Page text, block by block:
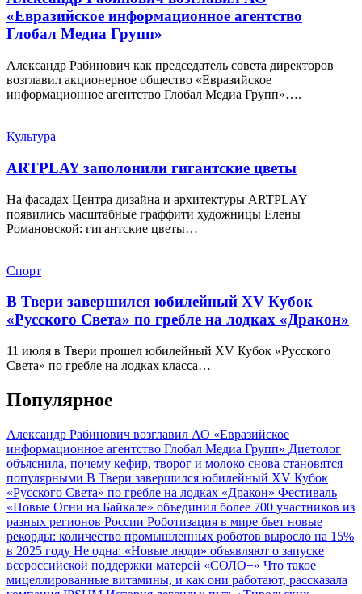
«Евразийское информационное агентство
Глобал Медиа Групп»
Александр Рабинович как председатель совета директоров
возглавил акционерное общество «Евразийское
информационное агентство Глобал Медиа Групп»….
Культура
ARTPLAY заполонили гигантские цветы
На фасадах Центра дизайна и архитектуры ARTPLAY
появились масштабные граффити художницы Елены
Романовской: гигантские цветы…
Спорт
В Твери завершился юбилейный XV Кубок
«Русского Света» по гребле на лодках «Дракон»
11 июля в Твери прошел юбилейный XV Кубок «Русского
Света» по гребле на лодках класса…
Популярное
Александр Рабинович возглавил АО «Евразийское
информационное агентство Глобал Медиа Групп» Диетолог
объяснила, почему кефир, творог и молоко снова становятся
популярными В Твери завершился юбилейный XV Кубок
«Русского Света» по гребле на лодках «Дракон» Фестиваль
«Новые Огни на Байкале» объединил более 700 участников из
разных регионов России Роботизация в мире бьет новые
рекорды: количество промышленных роботов выросло на 15%
в 2025 году Не одна: «Новые люди» объявляют о запуске
всероссийской поддержки матерей «СОЛО+» Что такое
мицеллированные витамины, и как они работают, рассказала